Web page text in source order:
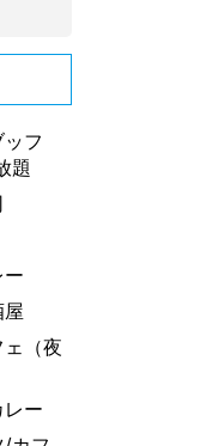
フ
題
ー
ェ（夜
レー